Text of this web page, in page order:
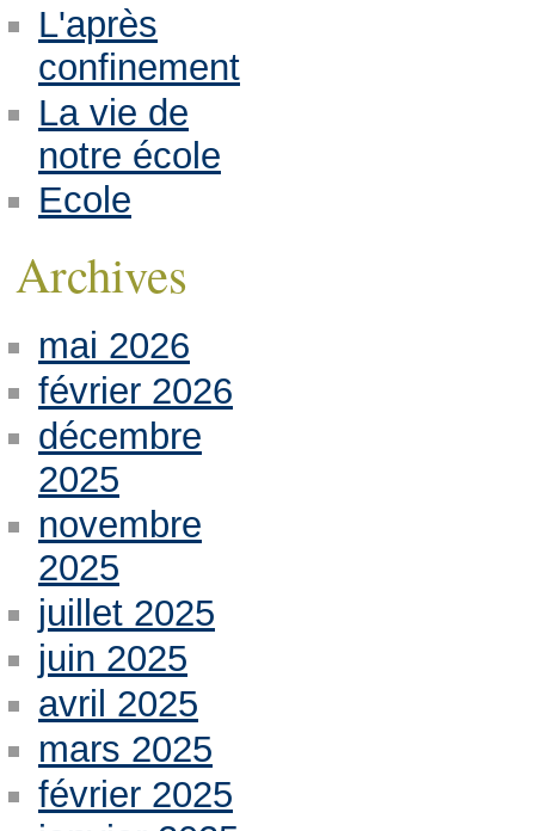
L'après
confinement
La vie de
notre école
Ecole
Archives
mai 2026
février 2026
décembre
2025
novembre
2025
juillet 2025
juin 2025
avril 2025
mars 2025
février 2025